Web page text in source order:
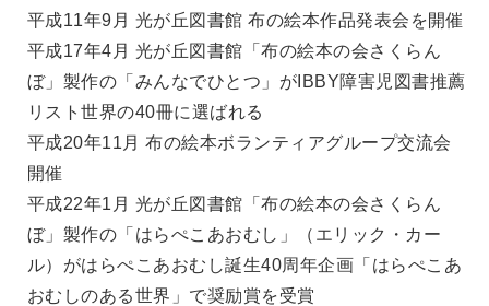
平成11年9月 光が丘図書館 布の絵本作品発表会を開催
平成17年4月 光が丘図書館「布の絵本の会さくらん
ぼ」製作の「みんなでひとつ」がIBBY障害児図書推薦
リスト世界の40冊に選ばれる
平成20年11月 布の絵本ボランティアグループ交流会
開催
平成22年1月 光が丘図書館「布の絵本の会さくらん
ぼ」製作の「はらぺこあおむし」（エリック・カー
ル）がはらぺこあおむし誕生40周年企画「はらぺこあ
おむしのある世界」で奨励賞を受賞